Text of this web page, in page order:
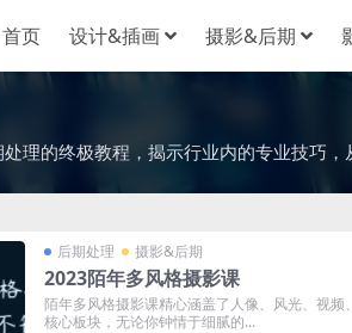
首页 设计&插画 摄影&后期
理的终极教程，揭示行业内的专业技巧
后期处理 摄影&后期
2023陌年多风格摄影课
陌年多风格摄影课精心涵盖了人像、风光、视频
核心板块，无论你钟情于细腻的...